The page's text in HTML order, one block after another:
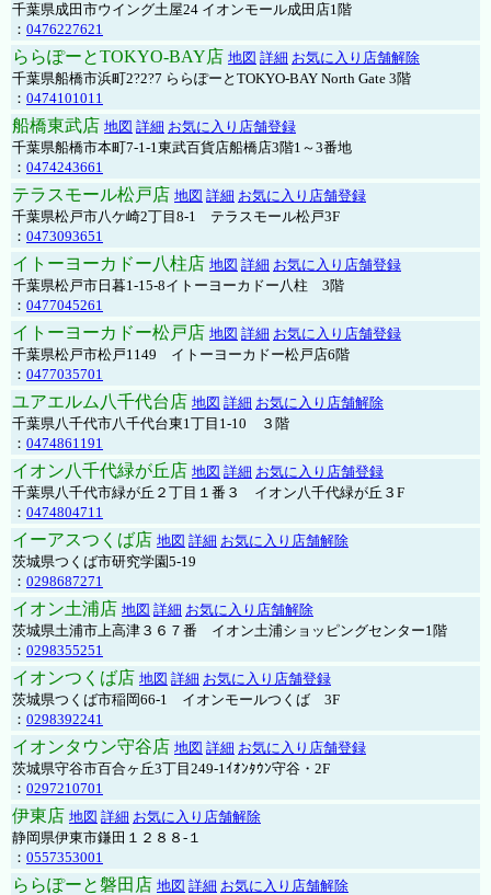
千葉県成田市ウイング土屋24 イオンモール成田店1階
： 0476227621
ららぽーとTOKYO-BAY店 地図 詳細 お気に入り店舗解除
千葉県船橋市浜町2?2?7 ららぽーとTOKYO-BAY North Gate 3階
： 0474101011
船橋東武店 地図 詳細 お気に入り店舗登録
千葉県船橋市本町7-1-1東武百貨店船橋店3階1～3番地
： 0474243661
テラスモール松戸店 地図 詳細 お気に入り店舗登録
千葉県松戸市八ケ崎2丁目8-1 テラスモール松戸3F
： 0473093651
イトーヨーカドー八柱店 地図 詳細 お気に入り店舗登録
千葉県松戸市日暮1-15-8イトーヨーカドー八柱 3階
： 0477045261
イトーヨーカドー松戸店 地図 詳細 お気に入り店舗登録
千葉県松戸市松戸1149 イトーヨーカドー松戸店6階
： 0477035701
ユアエルム八千代台店 地図 詳細 お気に入り店舗解除
千葉県八千代市八千代台東1丁目1-10 ３階
： 0474861191
イオン八千代緑が丘店 地図 詳細 お気に入り店舗登録
千葉県八千代市緑が丘２丁目１番３ イオン八千代緑が丘３F
： 0474804711
イーアスつくば店 地図 詳細 お気に入り店舗解除
茨城県つくば市研究学園5-19
： 0298687271
イオン土浦店 地図 詳細 お気に入り店舗解除
茨城県土浦市上高津３６７番 イオン土浦ショッピングセンター1階
： 0298355251
イオンつくば店 地図 詳細 お気に入り店舗登録
茨城県つくば市稲岡66-1 イオンモールつくば 3F
： 0298392241
イオンタウン守谷店 地図 詳細 お気に入り店舗登録
茨城県守谷市百合ヶ丘3丁目249-1ｲｵﾝﾀｳﾝ守谷・2F
： 0297210701
伊東店 地図 詳細 お気に入り店舗解除
静岡県伊東市鎌田１２８８-１
： 0557353001
ららぽーと磐田店 地図 詳細 お気に入り店舗解除